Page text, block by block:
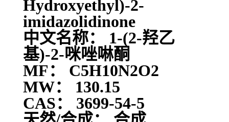
Hydroxyethyl)-2-
imidazolidinone
中文名称： 1-(2-羟乙
基)-2-咪唑啉酮
MF： C5H10N2O2
MW： 130.15
CAS： 3699-54-5